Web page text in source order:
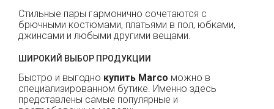
Стильные пары гармонично сочетаются с
брючными костюмами, платьями в пол, юбками,
джинсами и любыми другими вещами.
ШИРОКИЙ ВЫБОР ПРОДУКЦИИ
Быстро и выгодно купить Marco можно в
специализированном бутике. Именно здесь
представлены самые популярные и